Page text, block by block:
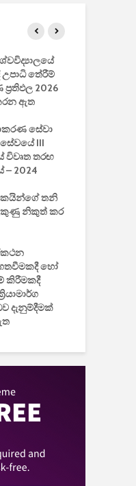
තේරීම්
2026
ඇත
සේවා
III
විවෘත තරඟ
– 2024
තනි
නිකුත් කර
හෝ
කිරීමකදී
දැනුම්දීමක්